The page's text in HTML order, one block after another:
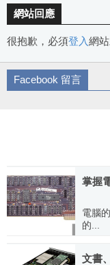
網站回應
很抱歉，必須登入網
Facebook 留言
掌握
電腦
的...
文書